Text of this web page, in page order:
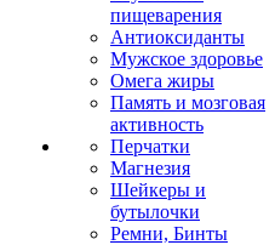
пищеварения
Антиоксиданты
Мужское здоровье
Омега жиры
Память и мозговая
активность
Перчатки
Магнезия
Шейкеры и
бутылочки
Ремни, Бинты